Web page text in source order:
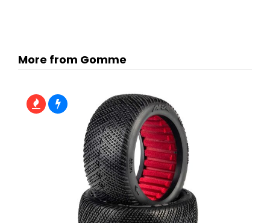
More from Gomme